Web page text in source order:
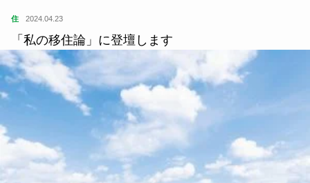
住 2024.04.23
「私の移住論」に登壇します